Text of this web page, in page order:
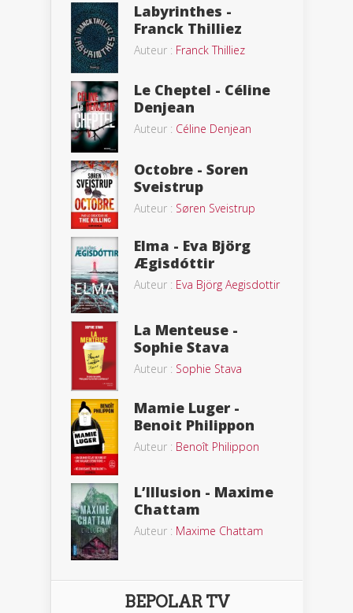
Labyrinthes -
Franck Thilliez
Auteur : Franck Thilliez
Le Cheptel - Céline
Denjean
Auteur : Céline Denjean
Octobre - Soren
Sveistrup
Auteur : Søren Sveistrup
Elma - Eva Björg
Ægisdóttir
Auteur : Eva Björg Aegisdottir
La Menteuse -
Sophie Stava
Auteur : Sophie Stava
Mamie Luger -
Benoit Philippon
Auteur : Benoît Philippon
L’Illusion - Maxime
Chattam
Auteur : Maxime Chattam
BEPOLAR TV